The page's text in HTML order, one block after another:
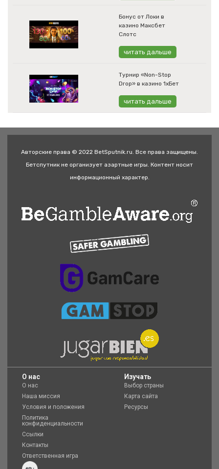
Бонус от Локи в
казино Максбет
Слотс
читать дальше
Турнир «Non-Stop
Drop» в казино 1хБет
читать дальше
Авторские права © 2022 BetSputnik.ru. Все права защищены.
Бетспутник не организует азартные игры. Контент носит
информационный характер.
O нас
О нас
Наша миссия
Условия и положения
Политика
конфиденциальности
Ссылки
Контакты
Ответственная игра
Изучать
Выбор страны
Карта сайта
Ресурсы